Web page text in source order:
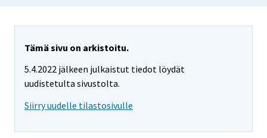
Tämä sivu on arkistoitu.
5.4.2022 jälkeen julkaistut tiedot löydät
uudistetulta sivustolta.
Siirry uudelle tilastosivulle